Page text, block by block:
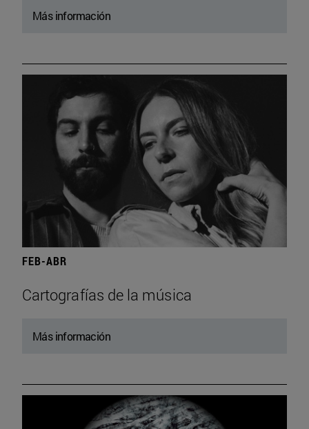
Más información
FEB-ABR
Cartografías de la música
Más información